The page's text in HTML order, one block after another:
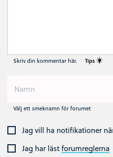
Skriv din kommentar här. Tips
Välj ett smeknamn för forumet
Jag vill ha notifikationer
Jag har lästforumreglerna